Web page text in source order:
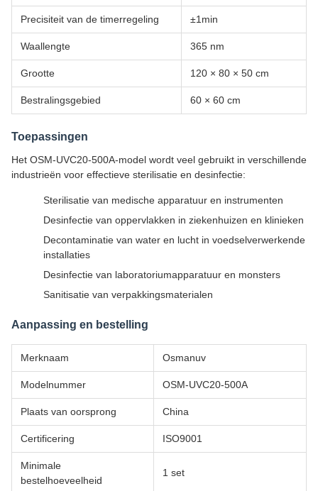
Precisiteit van de timerregeling ±1min
Waallengte 365 nm
Grootte 120 × 80 × 50 cm
Bestralingsgebied 60 × 60 cm
Toepassingen
Het OSM-UVC20-500A-model wordt veel gebruikt in verschillende
industrieën voor effectieve sterilisatie en desinfectie:
Sterilisatie van medische apparatuur en instrumenten
Desinfectie van oppervlakken in ziekenhuizen en klinieken
Decontaminatie van water en lucht in voedselverwerkende
installaties
Desinfectie van laboratoriumapparatuur en monsters
Sanitisatie van verpakkingsmaterialen
Aanpassing en bestelling
Merknaam Osmanuv
Modelnummer OSM-UVC20-500A
Plaats van oorsprong China
Certificering ISO9001
Minimale
bestelhoeveelheid
1 set